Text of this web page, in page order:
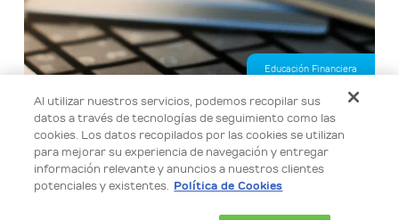
Educación Financiera
Calcula tu préstamo personal en línea de forma fácil y
segura
Usa nuestro simulador para calcular el monto de tu
préstamo personal, elegir el plazo semanal que mejor se
adapte a ti y conocer una tarifa...
Al utilizar nuestros servicios, podemos recopilar sus
datos a través de tecnologías de seguimiento como las
cookies. Los datos recopilados por las cookies se utilizan
para mejorar su experiencia de navegación y entregar
información relevante y anuncios a nuestros clientes
potenciales y existentes. Política de Cookies